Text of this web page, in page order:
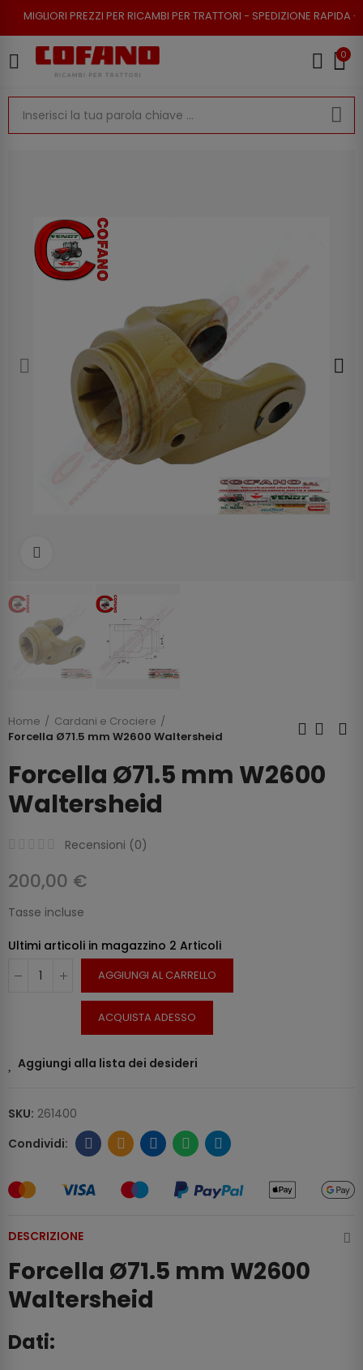
PER RICAMBI PER TRATTORI - SPEDIZIONE RAPIDA - RESO
0
Home
Cardani e Crociere
Forcella Ø71.5 mm W2600 Waltersheid
Forcella Ø71.5 mm W2600
Waltersheid
Recensioni (0)
200,00 €
Tasse incluse
Ultimi articoli in magazzino 2 Articoli
AGGIUNGI AL CARRELLO
ACQUISTA ADESSO
Aggiungi alla lista dei desideri
SKU: 261400
DESCRIZIONE
Forcella Ø71.5 mm W2600
Waltersheid
Dati: